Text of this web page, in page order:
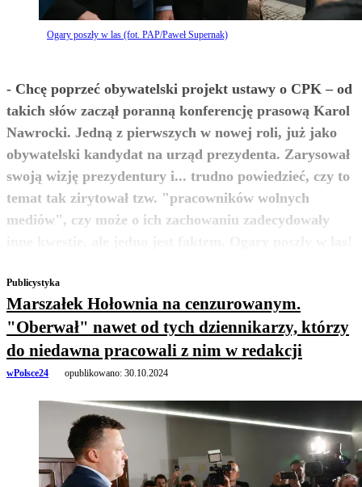
Ogary poszły w las (fot. PAP/Paweł Supernak)
- Chcę poprzeć obywatelski projekt ustawy o CPK – od
takich słów zaczął poranną konferencję prasową Karol
Nawrocki. Jedną z pierwszych w nowej roli, już jako
obywatelski kandydat na urząd prezydenta. Zarysował
swoją wizję prezydentury i... trudno powiedzieć, czy to
temat tak zirytował tzw. "pracowników wolnych
mediów", czy może o ich zachowaniu zadecydowały
zobacz więcej
Publicystyka
Marszałek Hołownia na cenzurowanym.
"Oberwał" nawet od tych dziennikarzy, którzy
do niedawna pracowali z nim w redakcji
wPolsce24 opublikowano: 30.10.2024